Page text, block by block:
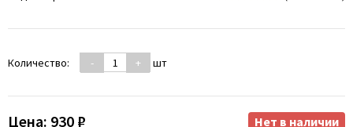
Количество: - + шт
Цена: 930 ₽ Нет в наличии